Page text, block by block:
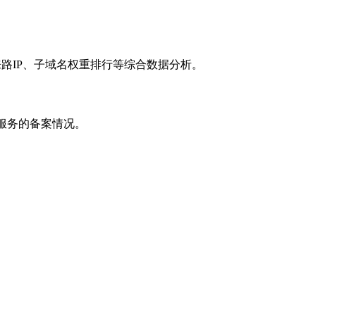
IP、子域名权重排行等综合数据分析。
的备案情况。